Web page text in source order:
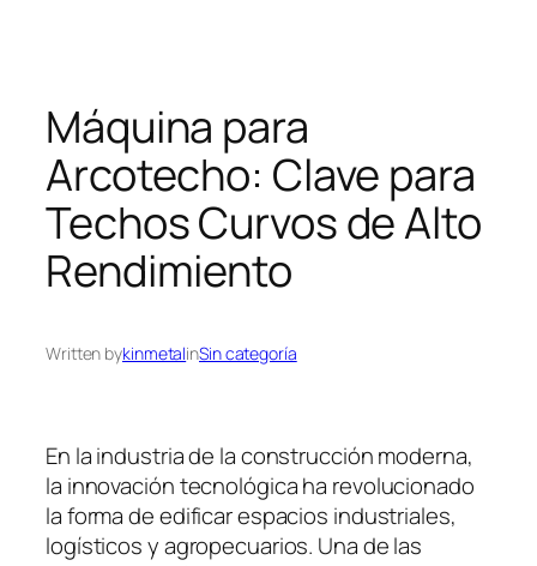
Máquina para
Arcotecho: Clave para
Techos Curvos de Alto
Rendimiento
Written bykinmetalinSin categoría
En la industria de la construcción moderna,
la innovación tecnológica ha revolucionado
la forma de edificar espacios industriales,
logísticos y agropecuarios. Una de las